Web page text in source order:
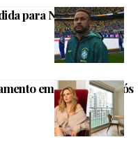
para Neymar na
em São Paulo após